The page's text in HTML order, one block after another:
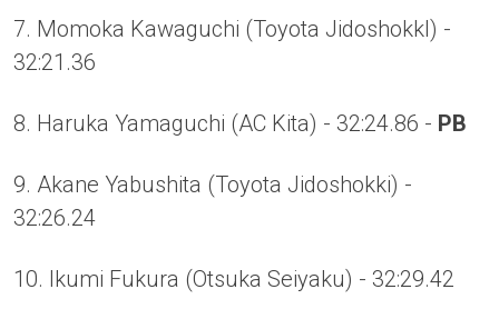
7. Momoka Kawaguchi (Toyota JidoshokkI) -
32:21.36
8. Haruka Yamaguchi (AC Kita) - 32:24.86 - PB
9. Akane Yabushita (Toyota Jidoshokki) -
32:26.24
10. Ikumi Fukura (Otsuka Seiyaku) - 32:29.42